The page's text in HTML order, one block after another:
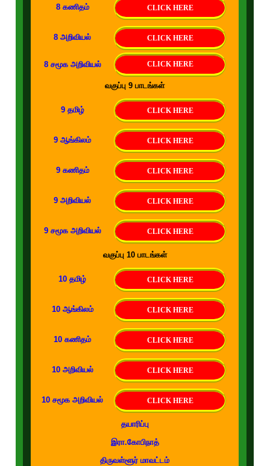
8 கணிதம் CLICK HERE
8 அறிவியல் CLICK HERE
8 சமூக அறிவியல் CLICK HERE
வகுப்பு 9 பாடங்கள்
9 தமிழ் CLICK HERE
9 ஆங்கிலம் CLICK HERE
9 கணிதம் CLICK HERE
9 அறிவியல் CLICK HERE
9 சமூக அறிவியல் CLICK HERE
வகுப்பு 10 பாடங்கள்
10 தமிழ் CLICK HERE
10 ஆங்கிலம் CLICK HERE
10 கணிதம் CLICK HERE
10 அறிவியல் CLICK HERE
10 சமூக அறிவியல் CLICK HERE
தயாரிப்பு
இரா.கோபிநாத்
திருவள்ளூர் மாவட்டம்